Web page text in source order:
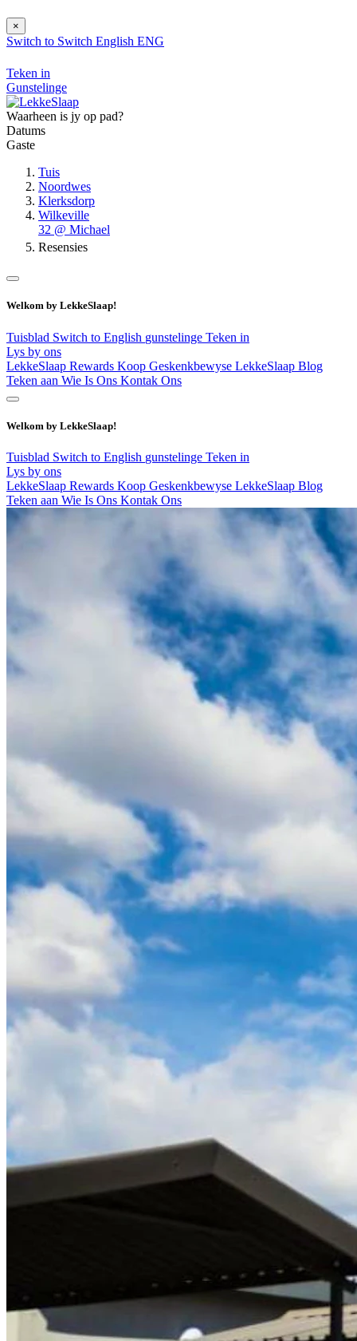
×
Switch to Switch English ENG
Teken in
Gunstelinge
Waarheen is jy op pad?
Datums
Gaste
Tuis
Noordwes
Klerksdorp
Wilkeville
32 @ Michael
Resensies
Welkom by LekkeSlaap!
Tuisblad Switch to English gunstelinge Teken in
Lys by ons
LekkeSlaap Rewards Koop Geskenkbewyse LekkeSlaap Blog
Teken aan Wie Is Ons Kontak Ons
Welkom by LekkeSlaap!
Tuisblad Switch to English gunstelinge Teken in
Lys by ons
LekkeSlaap Rewards Koop Geskenkbewyse LekkeSlaap Blog
Teken aan Wie Is Ons Kontak Ons